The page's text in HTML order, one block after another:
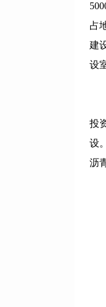
占
建
设
投
设
沥